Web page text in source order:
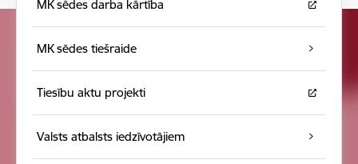
MK sēdes darba kārtība
MK sēdes tiešraide
Tiesību aktu projekti
Valsts atbalsts iedzīvotājiem